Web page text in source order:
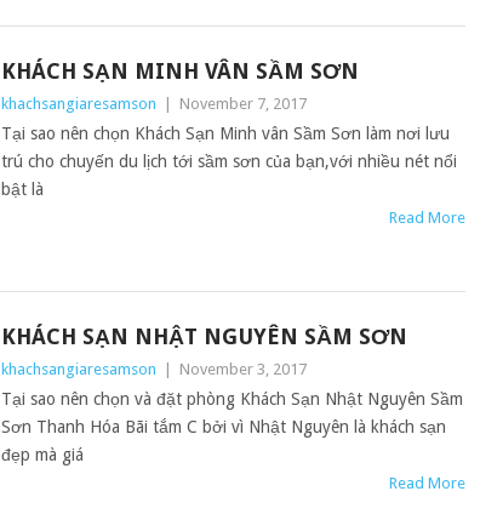
KHÁCH SẠN MINH VÂN SẦM SƠN
khachsangiaresamson November 7, 2017
Tại sao nên chọn Khách Sạn Minh vân Sầm Sơn làm nơi lưu
trú cho chuyến du lịch tới sầm sơn của bạn,với nhiều nét nổi
bật là
Read More
KHÁCH SẠN NHẬT NGUYÊN SẦM SƠN
khachsangiaresamson November 3, 2017
Tại sao nên chọn và đặt phòng Khách Sạn Nhật Nguyên Sầm
Sơn Thanh Hóa Bãi tắm C bởi vì Nhật Nguyên là khách sạn
đẹp mà giá
Read More